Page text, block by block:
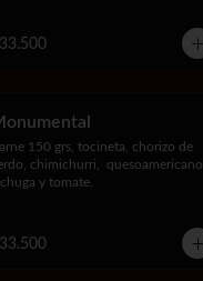
150 grs, tocineta, chorizo de
chimichurri,  quesoamericano,
y tomate.